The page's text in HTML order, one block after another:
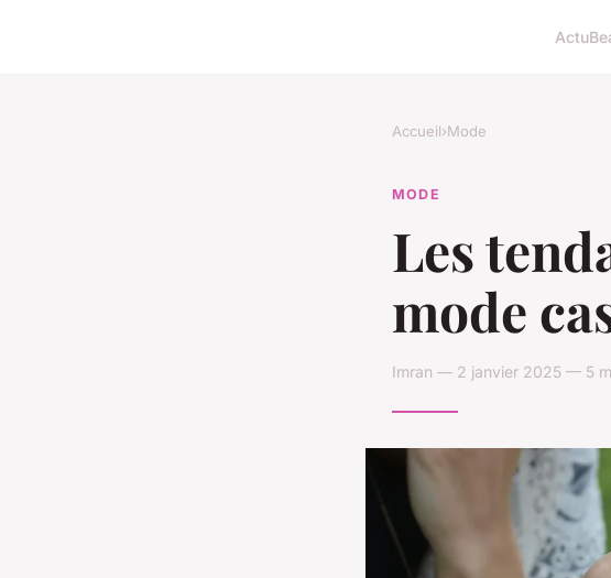
Actu
Accueil›Mode
MODE
Les
mode
Imran — 2 janvier 2025 — 5